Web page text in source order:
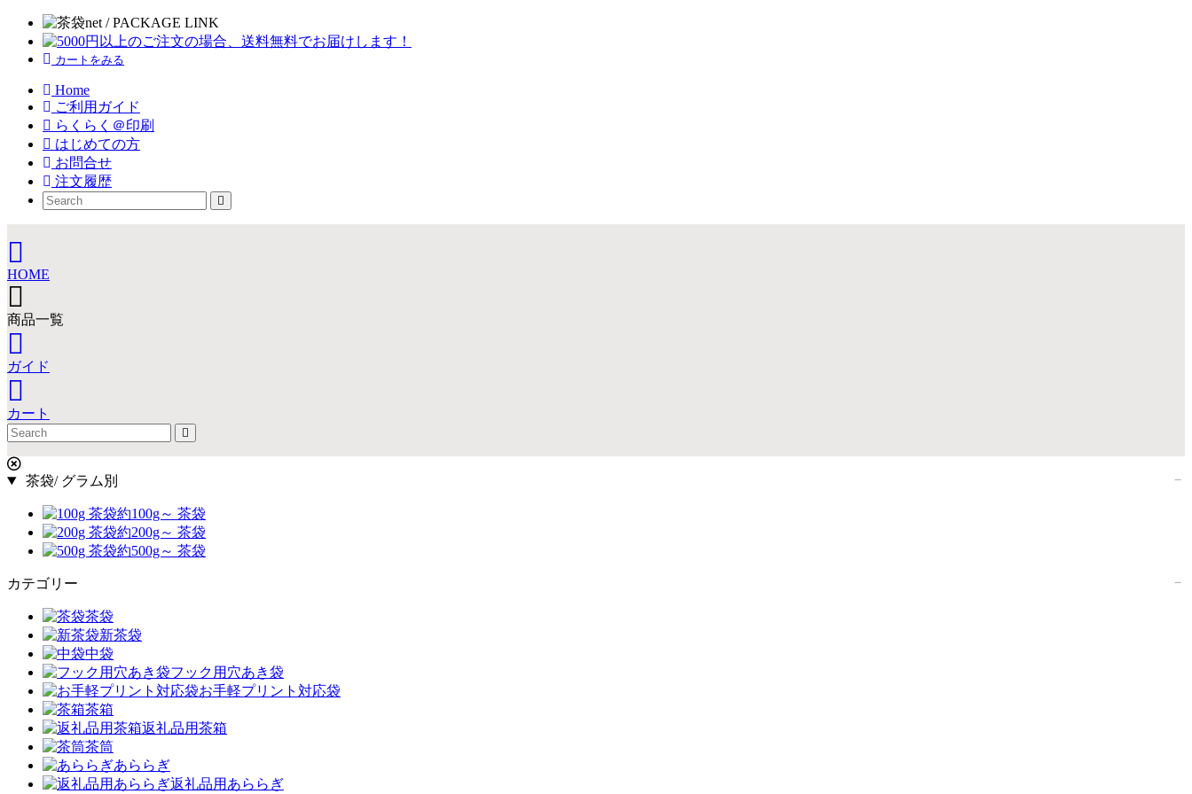
カートをみる
Home
ご利用ガイド
らくらく＠印刷
はじめての方
お問合せ
注文履歴
HOME
商品一覧
ガイド
カート
茶袋/ グラム別
約100g～ 茶袋
約200g～ 茶袋
約500g～ 茶袋
カテゴリー
茶袋
新茶袋
中袋
フック用穴あき袋
お手軽プリント対応袋
茶箱
返礼品用茶箱
茶筒
あららぎ
返礼品用あららぎ